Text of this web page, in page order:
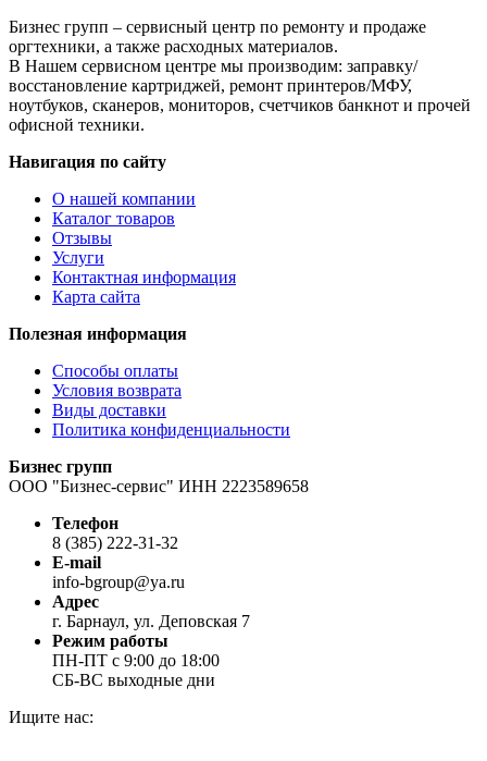
Бизнес групп – сервисный центр по ремонту и продаже
оргтехники, а также расходных материалов.
В Нашем сервисном центре мы производим: заправку/
восстановление картриджей, ремонт принтеров/МФУ,
ноутбуков, сканеров, мониторов, счетчиков банкнот и прочей
офисной техники.
Навигация по сайту
О нашей компании
Каталог товаров
Отзывы
Услуги
Контактная информация
Карта сайта
Полезная информация
Способы оплаты
Условия возврата
Виды доставки
Политика конфиденциальности
Бизнес групп
ООО "Бизнес-сервис" ИНН 2223589658
Телефон
8 (385) 222-31-32
E-mail
info-bgroup@ya.ru
Адрес
г. Барнаул, ул. Деповская 7
Режим работы
ПН-ПТ с 9:00 до 18:00
СБ-ВС выходные дни
Ищите нас: